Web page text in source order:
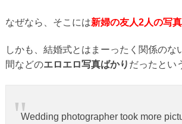
なぜなら、そこには新婦の友人2人の写
しかも、結婚式とはまーったく関係のな
間などのエロエロ写真ばかり だったとい
Wedding photographer took more